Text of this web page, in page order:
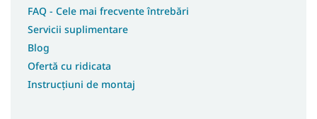
FAQ - Cele mai frecvente întrebări
Servicii suplimentare
Blog
Ofertă cu ridicata
Instrucțiuni de montaj